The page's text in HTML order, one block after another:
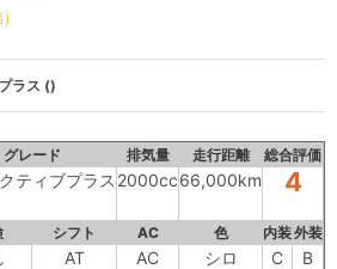
ラス ()
グレード 排気量 走行距離 総合評価
ティブプラス 2000cc66,000km 4
シフト AC 色 内装外装
AT AC シロ C B